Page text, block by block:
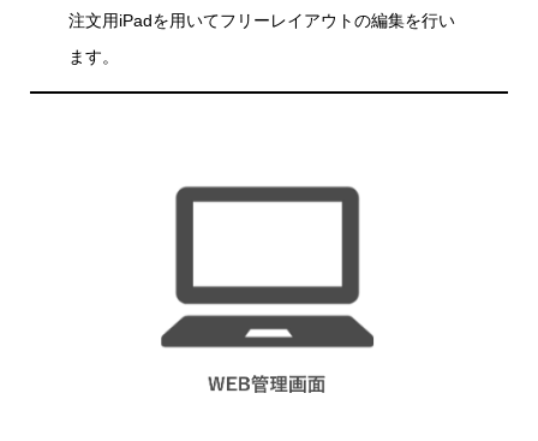
注文用iPadを用いてフリーレイアウトの編集を行い
ます。